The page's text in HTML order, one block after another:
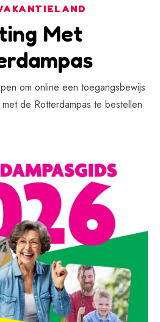
Met
om online een toegangsbewijs
de Rotterdampas te bestellen